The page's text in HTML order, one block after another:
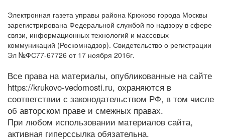
Электронная газета управы района Крюково города Москвы
зарегистрирована Федеральной службой по надзору в сфере
связи, информационных технологий и массовых
коммуникаций (Роскомнадзор). Свидетельство о регистрации
Эл №ФС77-67726 от 17 ноября 2016г.
Все права на материалы, опубликованные на сайте
https://krukovo-vedomosti.ru, охраняются в
соответствии с законодательством РФ, в том числе
об авторском праве и смежных правах.
При любом использовании материалов сайта,
активная гиперссылка обязательна.